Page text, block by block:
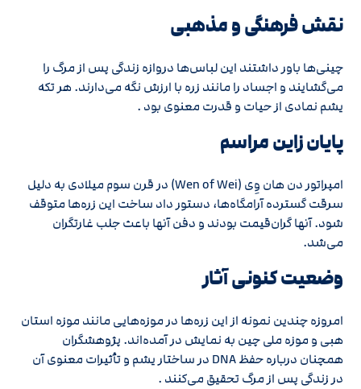
نقش فرهنگی و مذهبی
چینی‌ها باور داشتند این لباس‌ها دروازه زندگی پس از مرگ را
می‌گشایند و اجساد را مانند زره با ارزش نگه می‌دارند. هر تکه
یشم نمادی از حیات و قدرت معنوی بود .
پایان زاین مراسم
امپراتور دن هان وِی (Wen of Wei) در قرن سوم میلادی به دلیل
سرقت گسترده آرامگاه‌ها، دستور داد ساخت این زره‌ها متوقف
شود. آنها گران‌قیمت بودند و دفن آنها باعث جلب غارتگران
می‌شد.
وضعیت کنونی آثار
امروزه چندین نمونه از این زره‌ها در موزه‌هایی مانند موزه استان
هبی و موزه ملی چین به نمایش در آمده‌اند. پژوهشگران
همچنان درباره حفظ DNA در ساختار یشم و تأثیرات معنوی آن
در زندگی پس از مرگ تحقیق می‌کنند .